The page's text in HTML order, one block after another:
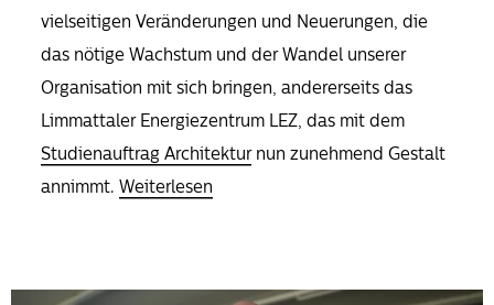
vielseitigen Veränderungen und Neuerungen, die
das nötige Wachstum und der Wandel unserer
Organisation mit sich bringen, andererseits das
Limmattaler Energiezentrum LEZ, das mit dem
Studienauftrag Architekturnun zunehmend Gestalt
annimmt. Weiterlesen